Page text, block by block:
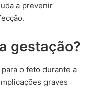
a prevenir
gestação?
o feto durante a
graves